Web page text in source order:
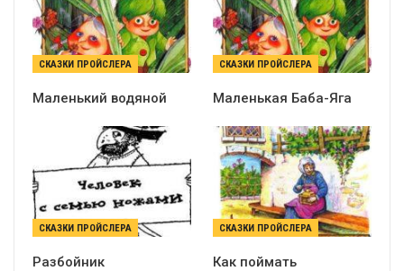
СКАЗКИ ПРОЙСЛЕРА
Маленький водяной
СКАЗКИ ПРОЙСЛЕРА
Маленькая Баба-Яга
СКАЗКИ ПРОЙСЛЕРА
Разбойник
СКАЗКИ ПРОЙСЛЕРА
Как поймать